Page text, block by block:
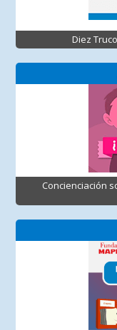
Diez
Concienciación